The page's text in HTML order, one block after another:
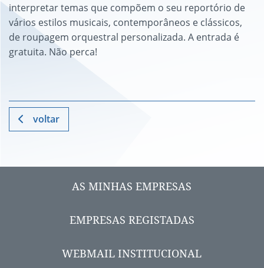
interpretar temas que compõem o seu reportório de
vários estilos musicais, contemporâneos e clássicos,
de roupagem orquestral personalizada. A entrada é
gratuita. Não perca!
voltar
AS MINHAS EMPRESAS
EMPRESAS REGISTADAS
WEBMAIL INSTITUCIONAL